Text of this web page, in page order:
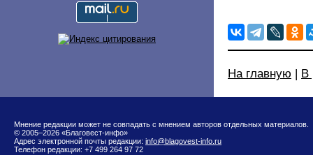
На главную | В
Мнение редакции может не совпадать с мнением авторов отдельных материалов.
© 2005–2026 «Благовест-инфо»
Адрес электронной почты редакции: info@blagovest-info.ru
Телефон редакции: +7 499 264 97 72